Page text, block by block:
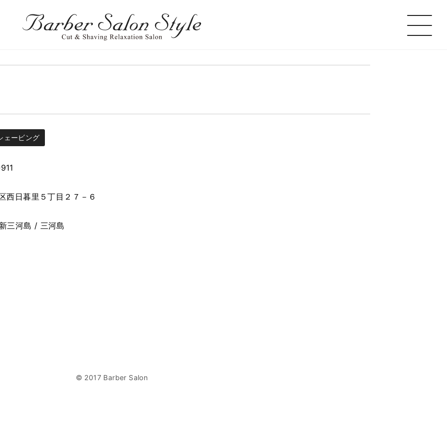
ェービング
西日暮里５丁目２７－６
三河島 / 三河島
© 2017 Barber Salon